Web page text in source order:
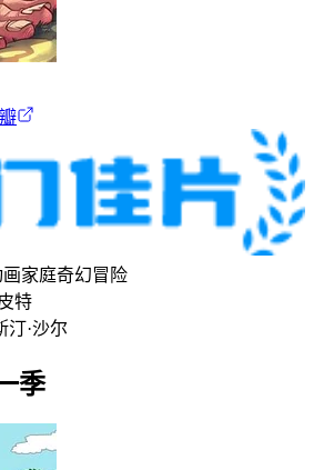
家庭奇幻冒险
特
汀·沙尔
季